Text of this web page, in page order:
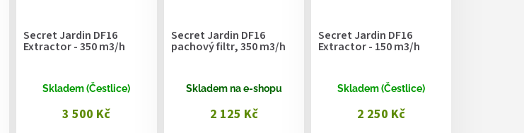
Secret Jardin DF16
Extractor - 350 m3/h
Skladem (Čestlice)
3 500 Kč
Secret Jardin DF16
pachový filtr, 350 m3/h
Skladem na e-shopu
2 125 Kč
Secret Jardin DF16
Extractor - 150 m3/h
Skladem (Čestlice)
2 250 Kč